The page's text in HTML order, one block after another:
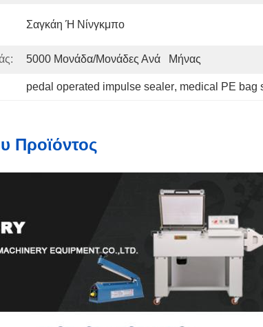
Σαγκάη Ή Νίνγκμπο
5000 Μονάδα/μονάδες Ανά   Μήνας
pedal operated impulse sealer, medical PE bag
Προϊόντος